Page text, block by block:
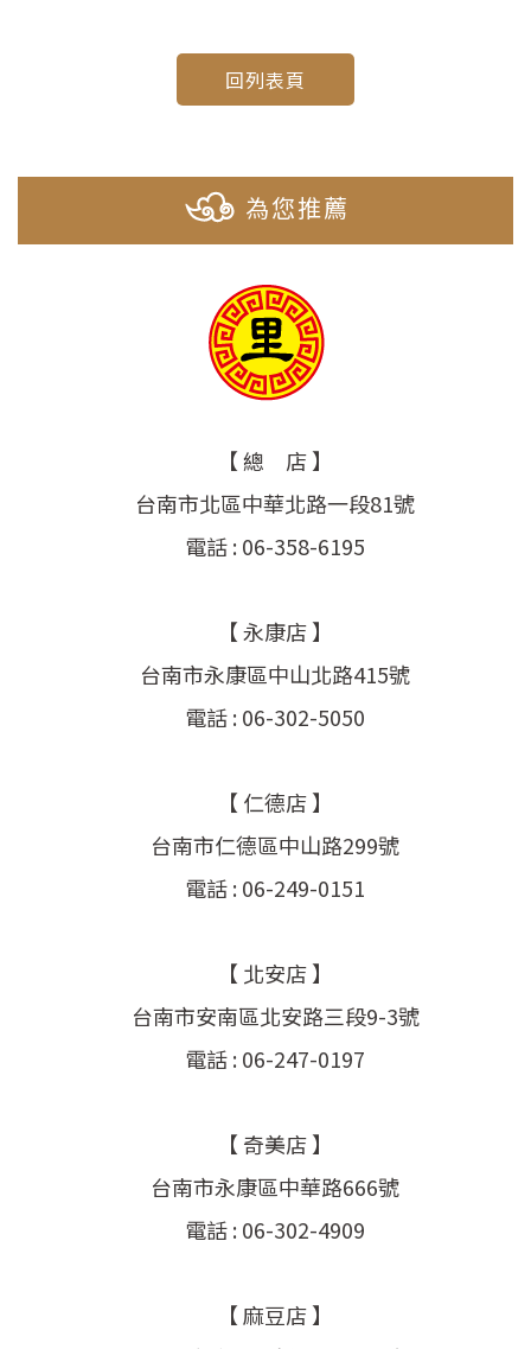
回列表頁
為您推薦
【 總 店 】
台南市北區中華北路一段81號
電話 : 06-358-6195
【 永康店 】
台南市永康區中山北路415號
電話 : 06-302-5050
【 仁德店 】
台南市仁德區中山路299號
電話 : 06-249-0151
【 北安店 】
台南市安南區北安路三段9-3號
電話 : 06-247-0197
【 奇美店 】
台南市永康區中華路666號
電話 : 06-302-4909
【 麻豆店 】